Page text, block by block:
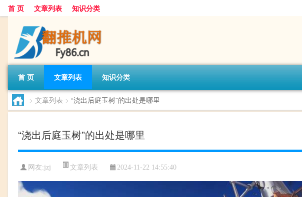
首 页 文章列表 知识分类
首 页 文章列表 知识分类
> 文章列表 > “浇出后庭玉树”的出处是哪里
“浇出后庭玉树”的出处是哪里
网友:jzj 文章列表 2024-11-22 14:55:40